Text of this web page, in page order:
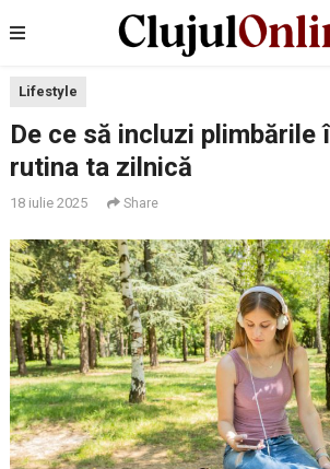
Lifestyle
De ce să incluzi plimbările
rutina ta zilnică
18 iulie 2025 Share